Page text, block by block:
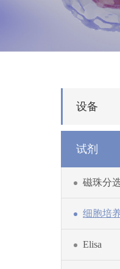
设备
试剂
磁珠分
细胞培
Elisa